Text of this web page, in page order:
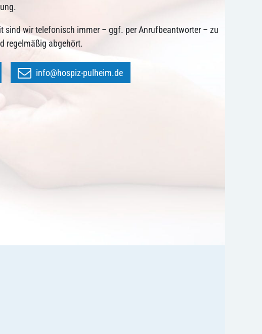
sind wir telefonisch immer – ggf. per Anrufbeantworter – zu
regelmäßig abgehört.
info@hospiz-pulheim.de